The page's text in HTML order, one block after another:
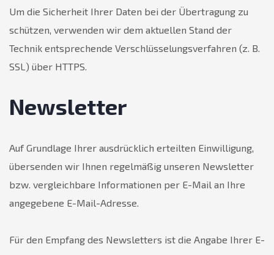
Um die Sicherheit Ihrer Daten bei der Übertragung zu
schützen, verwenden wir dem aktuellen Stand der
Technik entsprechende Verschlüsselungsverfahren (z. B.
SSL) über HTTPS.
Newsletter
Auf Grundlage Ihrer ausdrücklich erteilten Einwilligung,
übersenden wir Ihnen regelmäßig unseren Newsletter
bzw. vergleichbare Informationen per E-Mail an Ihre
angegebene E-Mail-Adresse.
Für den Empfang des Newsletters ist die Angabe Ihrer E-